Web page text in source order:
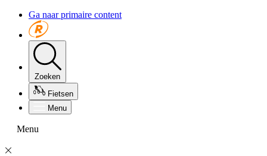
Ga naar primaire content
Zoeken
Fietsen
Menu
Menu